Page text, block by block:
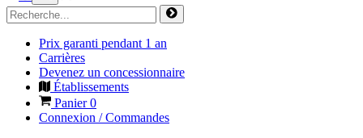
Prix garanti pendant 1 an
Carrières
Devenez un concessionnaire
Établissements
Panier0
Connexion / Commandes